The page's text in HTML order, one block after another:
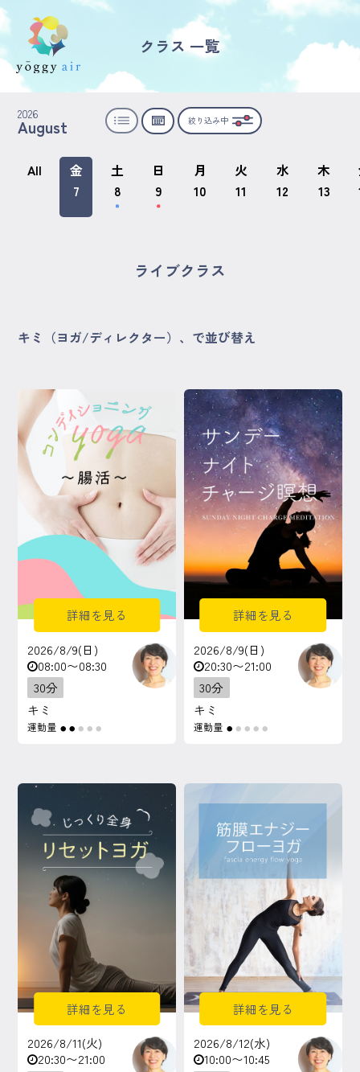
受講の流れ
料金について
インストラクター一覧
FAQ / お問い合わせ
yoggy mommy
マイページ
ログイン
会員規約について
クラス参加にあたっての同意書
特定商取引にかかわる表示
プライバシーポリシー
クラス 一覧
2026
August 絞り込み中
All
金
7
土
8
日
9
月
10
火
11
水
12
木
13
ライブクラス
キミ（ヨガ/ディレクター）、で並び替え
詳細を見る
2026/8/9(日)
08:00〜08:30
30分
キミ
運動量 ● ● ● ● ●
詳細を見る
2026/8/9(日)
20:30〜21:00
30分
キミ
運動量 ● ● ● ● ●
詳細を見る
2026/8/11(火)
20:30〜21:00
詳細を見る
2026/8/12(水)
10:00〜10:45